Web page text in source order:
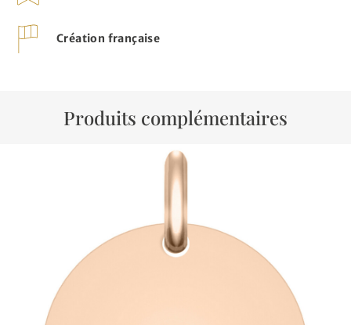
Création française
Produits complémentaires